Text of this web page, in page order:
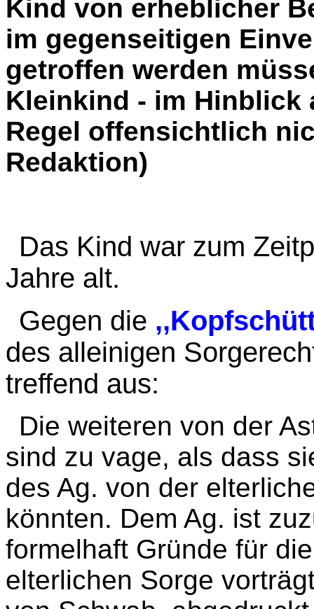
Kind von erheblicher
im gegenseitigen
getroffen werden
Kleinkind - im Hinblick
Regel offensichtlich
Redaktion)
Das Kind war zum
Jahre alt.
Gegen die
des alleinigen
treffend aus:
Die weiteren von der
sind zu vage, als dass
des Ag. von der
könnten. Dem Ag. ist
formelhaft Gründe für
elterlichen Sorge